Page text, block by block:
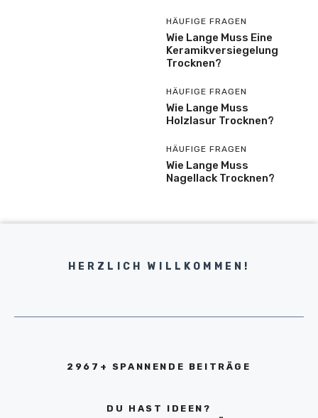
HÄUFIGE FRAGEN
Wie Lange Muss Eine
Keramikversiegelung
Trocknen?
HÄUFIGE FRAGEN
Wie Lange Muss
Holzlasur Trocknen?
HÄUFIGE FRAGEN
Wie Lange Muss
Nagellack Trocknen?
HERZLICH WILLKOMMEN!
2967+ SPANNENDE BEITRÄGE
DU HAST IDEEN?